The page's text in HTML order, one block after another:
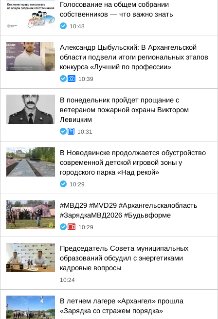
Голосование на общем собрании
собственников — что важно знать
10:48
Александр Цыбульский: В Архангельской
области подвели итоги региональных этапов
конкурса «Лучший по профессии»
10:39
В понедельник пройдет прощание с
ветераном пожарной охраны Виктором
Левицким
10:31
В Новодвинске продолжается обустройство
современной детской игровой зоны у
городского парка «Над рекой»
10:29
#МВД29 #MVD29 #Архангельскаяобласть
#ЗарядкаМВД2026 #Будьвформе
10:29
Председатель Совета муниципальных
образований обсудил с энергетиками
кадровые вопросы
10:24
В летнем лагере «Архангел» прошла
«Зарядка со стражем порядка»